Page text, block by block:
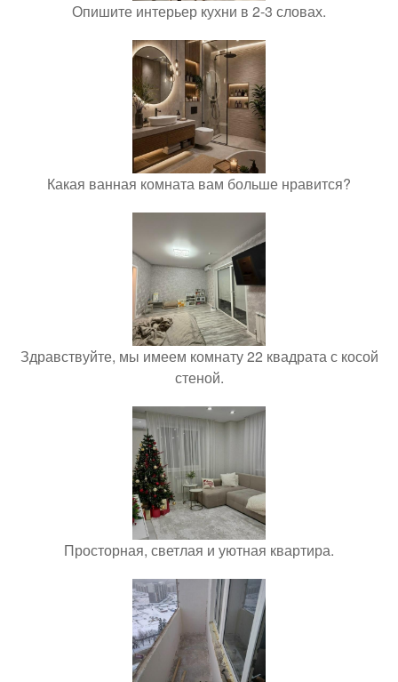
Опишите интерьер кухни в 2-3 словах.
Какая ванная комната вам больше нравится?
Здравствуйте, мы имеем комнату 22 квадрата с косой
стеной.
Просторная, светлая и уютная квартира.